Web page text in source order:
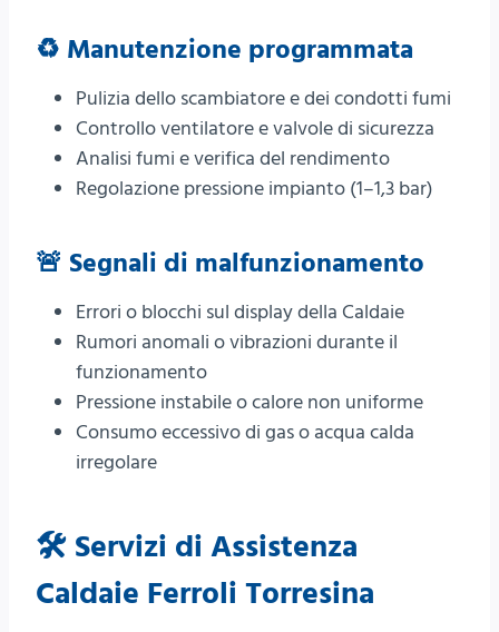
♻️ Manutenzione programmata
Pulizia dello scambiatore e dei condotti fumi
Controllo ventilatore e valvole di sicurezza
Analisi fumi e verifica del rendimento
Regolazione pressione impianto (1–1,3 bar)
🚨 Segnali di malfunzionamento
Errori o blocchi sul display della Caldaie
Rumori anomali o vibrazioni durante il
funzionamento
Pressione instabile o calore non uniforme
Consumo eccessivo di gas o acqua calda
irregolare
🛠️ Servizi di Assistenza
Caldaie Ferroli Torresina